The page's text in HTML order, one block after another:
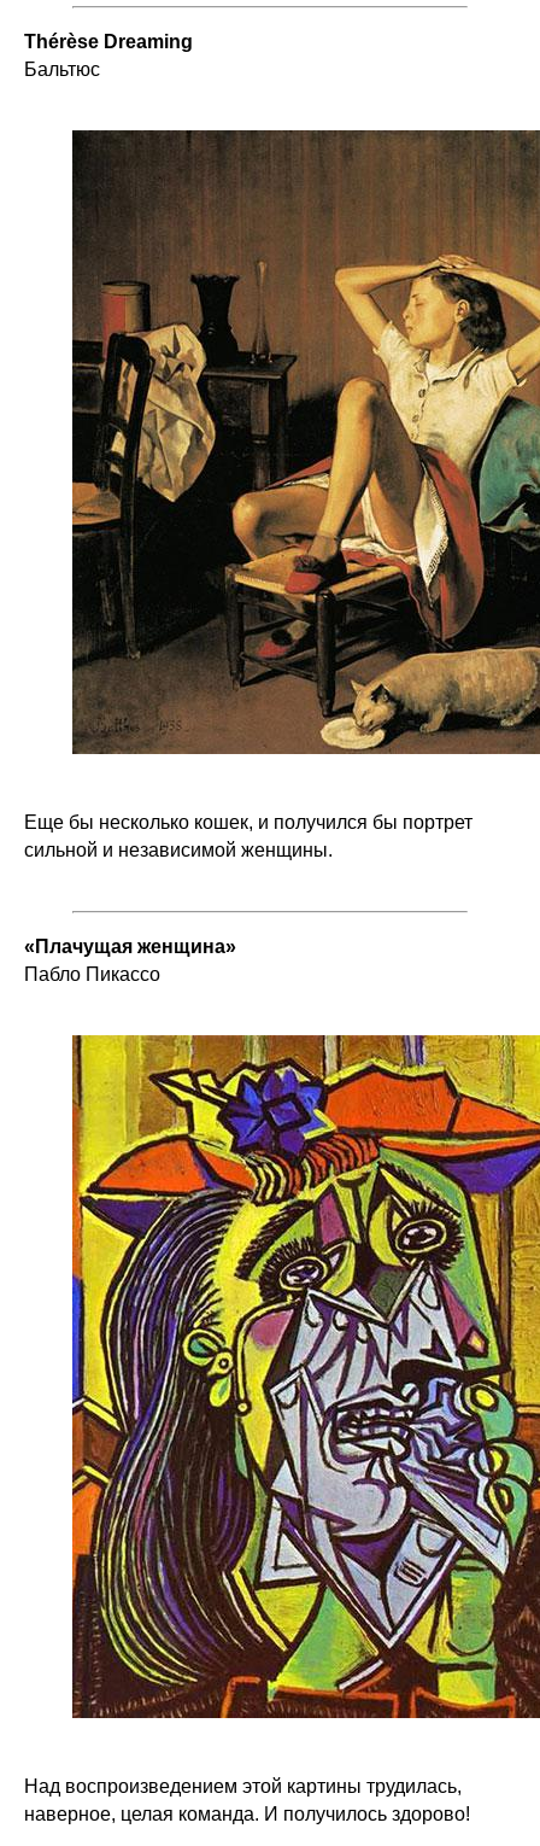
Thérèse Dreaming
Бальтюс
Еще бы несколько кошек, и получился бы портрет
сильной и независимой женщины.
«Плачущая женщина»
Пабло Пикассо
Над воспроизведением этой картины трудилась,
наверное, целая команда. И получилось здорово!